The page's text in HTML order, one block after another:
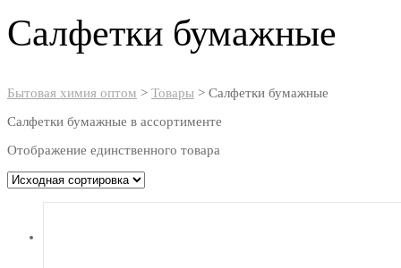
Салфетки бумажные
Бытовая химия оптом > Товары > Салфетки бумажные
Салфетки бумажные в ассортименте
Отображение единственного товара